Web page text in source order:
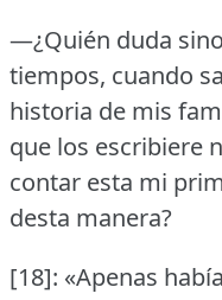
—¿Quién duda
tiempos, cuando
historia de mis
que los escribiere
contar esta mi
desta manera?
[18]: «Apenas